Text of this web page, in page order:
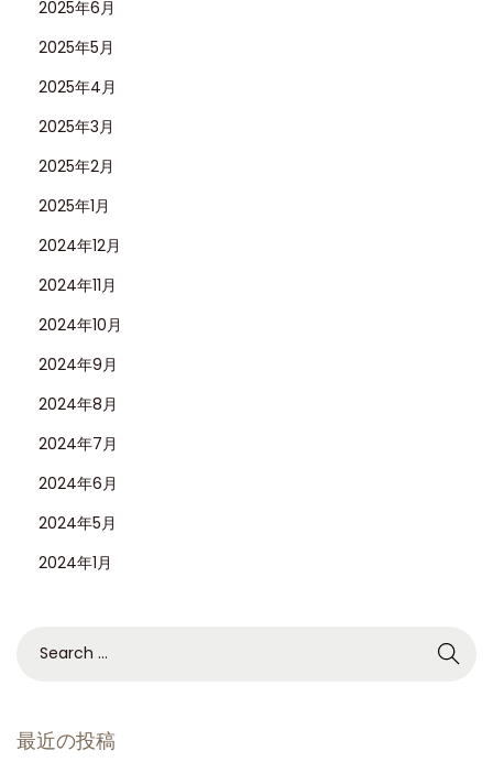
2025年6月
2025年5月
2025年4月
2025年3月
2025年2月
2025年1月
2024年12月
2024年11月
2024年10月
2024年9月
2024年8月
2024年7月
2024年6月
2024年5月
2024年1月
最近の投稿